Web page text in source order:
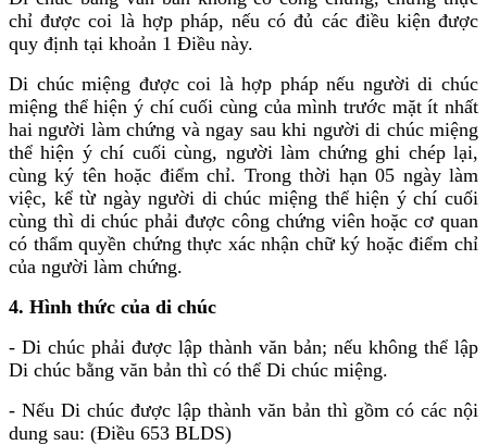
chỉ được coi là hợp pháp, nếu có đủ các điều kiện được
quy định tại khoản 1 Điều này.
Di chúc miệng được coi là hợp pháp nếu người di chúc
miệng thể hiện ý chí cuối cùng của mình trước mặt ít nhất
hai người làm chứng và ngay sau khi người di chúc miệng
thể hiện ý chí cuối cùng, người làm chứng ghi chép lại,
cùng ký tên hoặc điểm chỉ. Trong thời hạn 05 ngày làm
việc, kể từ ngày người di chúc miệng thể hiện ý chí cuối
cùng thì di chúc phải được công chứng viên hoặc cơ quan
có thẩm quyền chứng thực xác nhận chữ ký hoặc điểm chỉ
của người làm chứng.
4. Hình thức của di chúc
- Di chúc phải được lập thành văn bản; nếu không thể lập
Di chúc bằng văn bản thì có thể Di chúc miệng.
- Nếu Di chúc được lập thành văn bản thì gồm có các nội
dung sau: (Điều 653 BLDS)